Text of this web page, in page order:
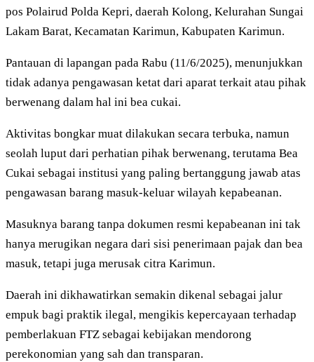
pos Polairud Polda Kepri, daerah Kolong, Kelurahan Sungai
Lakam Barat, Kecamatan Karimun, Kabupaten Karimun.
Pantauan di lapangan pada Rabu (11/6/2025), menunjukkan
tidak adanya pengawasan ketat dari aparat terkait atau pihak
berwenang dalam hal ini bea cukai.
Aktivitas bongkar muat dilakukan secara terbuka, namun
seolah luput dari perhatian pihak berwenang, terutama Bea
Cukai sebagai institusi yang paling bertanggung jawab atas
pengawasan barang masuk-keluar wilayah kepabeanan.
Masuknya barang tanpa dokumen resmi kepabeanan ini tak
hanya merugikan negara dari sisi penerimaan pajak dan bea
masuk, tetapi juga merusak citra Karimun.
Daerah ini dikhawatirkan semakin dikenal sebagai jalur
empuk bagi praktik ilegal, mengikis kepercayaan terhadap
pemberlakuan FTZ sebagai kebijakan mendorong
perekonomian yang sah dan transparan.